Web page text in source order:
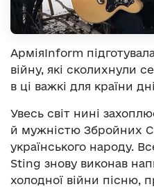
АрміяInform
війну, які сколихнули
в ці важкі для країни
Увесь світ нині
й мужністю Збройних
українського народу.
Sting знову виконав
холодної війни пісню,